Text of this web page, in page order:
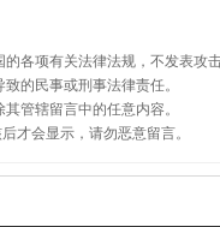
各项有关法律法规，不发表攻击
的民事或刑事法律责任。
管辖留言中的任意内容。
才会显示，请勿恶意留言。